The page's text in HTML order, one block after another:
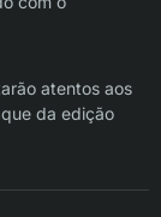
atentos aos
da edição